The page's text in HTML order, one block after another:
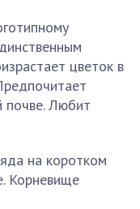
цветок в
почве. Любит
на коротком
Корневище